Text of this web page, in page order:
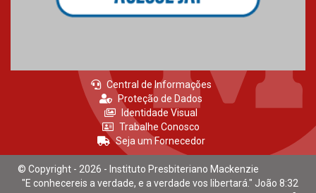
Central de Informações
Proteção de Dados
Identidade Visual
Trabalhe Conosco
Seja um Fornecedor
© Copyright - 2026 - Instituto Presbiteriano Mackenzie
"E conhecereis a verdade, e a verdade vos libertará." João 8:32